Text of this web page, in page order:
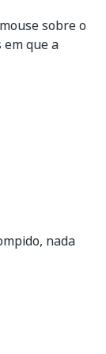
sobre o
em que a
nada